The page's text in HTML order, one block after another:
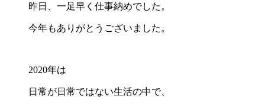
昨日、一足早く仕事納めでした。
今年もありがとうございました。
2020年は
日常が日常ではない生活の中で、